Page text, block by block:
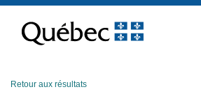
contenu
Retour aux résultats